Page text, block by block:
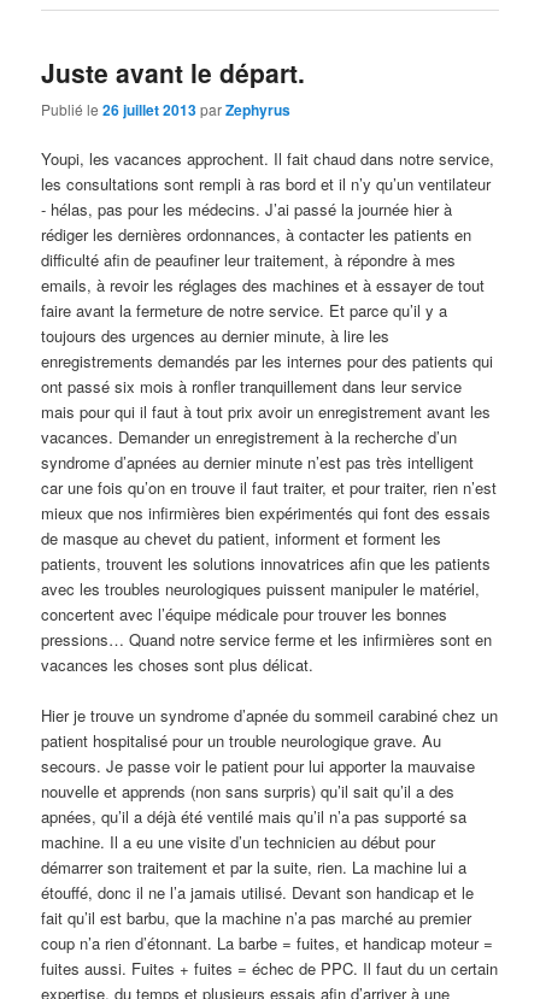
Juste avant le départ.
Publié le26 juillet 2013parZephyrus
Youpi, les vacances approchent. Il fait chaud dans notre service,
les consultations sont rempli à ras bord et il n’y qu’un ventilateur
- hélas, pas pour les médecins. J’ai passé la journée hier à
rédiger les dernières ordonnances, à contacter les patients en
difficulté afin de peaufiner leur traitement, à répondre à mes
emails, à revoir les réglages des machines et à essayer de tout
faire avant la fermeture de notre service. Et parce qu’il y a
toujours des urgences au dernier minute, à lire les
enregistrements demandés par les internes pour des patients qui
ont passé six mois à ronfler tranquillement dans leur service
mais pour qui il faut à tout prix avoir un enregistrement avant les
vacances. Demander un enregistrement à la recherche d’un
syndrome d’apnées au dernier minute n’est pas très intelligent
car une fois qu’on en trouve il faut traiter, et pour traiter, rien n’est
mieux que nos infirmières bien expérimentés qui font des essais
de masque au chevet du patient, informent et forment les
patients, trouvent les solutions innovatrices afin que les patients
avec les troubles neurologiques puissent manipuler le matériel,
concertent avec l’équipe médicale pour trouver les bonnes
pressions… Quand notre service ferme et les infirmières sont en
vacances les choses sont plus délicat.
Hier je trouve un syndrome d’apnée du sommeil carabiné chez un
patient hospitalisé pour un trouble neurologique grave. Au
secours. Je passe voir le patient pour lui apporter la mauvaise
nouvelle et apprends (non sans surpris) qu’il sait qu’il a des
apnées, qu’il a déjà été ventilé mais qu’il n’a pas supporté sa
machine. Il a eu une visite d’un technicien au début pour
démarrer son traitement et par la suite, rien. La machine lui a
étouffé, donc il ne l’a jamais utilisé. Devant son handicap et le
fait qu’il est barbu, que la machine n’a pas marché au premier
coup n’a rien d’étonnant. La barbe = fuites, et handicap moteur =
fuites aussi. Fuites + fuites = échec de PPC. Il faut du un certain
expertise, du temps et plusieurs essais afin d’arriver à une